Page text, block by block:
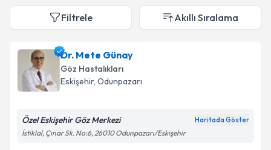
Filtrele Akıllı Sıralama
Dr. Mete Günay
Göz Hastalıkları
Eskişehir, Odunpazarı
Özel Eskişehir Göz Merkezi Haritada Göster
İstiklal, Çınar Sk. No:6, 26010 Odunpazarı/Eskişehir